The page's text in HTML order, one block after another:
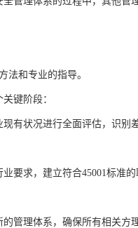
法和专业的指导。
键阶段：
有状况进行全面评估，识别
要求，建立符合45001标准
管理体系，确保所有相关方